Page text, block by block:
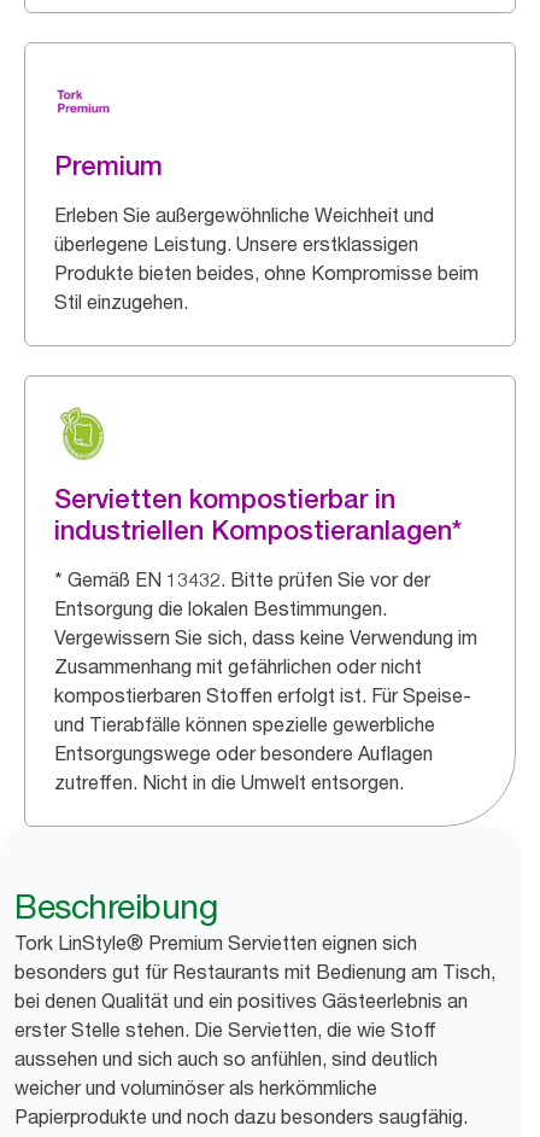
Premium
Erleben Sie außergewöhnliche Weichheit und
überlegene Leistung. Unsere erstklassigen
Produkte bieten beides, ohne Kompromisse beim
Stil einzugehen.
Servietten kompostierbar in
industriellen Kompostieranlagen*
* Gemäß EN 13432. Bitte prüfen Sie vor der
Entsorgung die lokalen Bestimmungen.
Vergewissern Sie sich, dass keine Verwendung im
Zusammenhang mit gefährlichen oder nicht
kompostierbaren Stoffen erfolgt ist. Für Speise-
und Tierabfälle können spezielle gewerbliche
Entsorgungswege oder besondere Auflagen
zutreffen. Nicht in die Umwelt entsorgen.
Beschreibung
Tork LinStyle® Premium Servietten eignen sich
besonders gut für Restaurants mit Bedienung am Tisch,
bei denen Qualität und ein positives Gästeerlebnis an
erster Stelle stehen. Die Servietten, die wie Stoff
aussehen und sich auch so anfühlen, sind deutlich
weicher und voluminöser als herkömmliche
Papierprodukte und noch dazu besonders saugfähig.